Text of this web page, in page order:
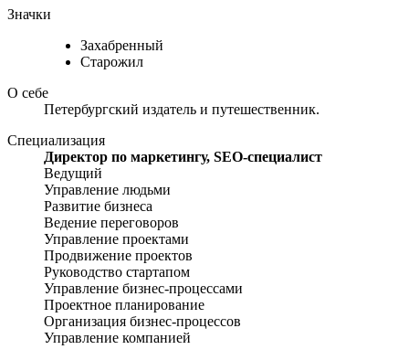
Значки
Захабренный
Старожил
О себе
Петербургский издатель и путешественник.
Специализация
Директор по маркетингу, SEO-специалист
Ведущий
Управление людьми
Развитие бизнеса
Ведение переговоров
Управление проектами
Продвижение проектов
Руководство стартапом
Управление бизнес-процессами
Проектное планирование
Организация бизнес-процессов
Управление компанией